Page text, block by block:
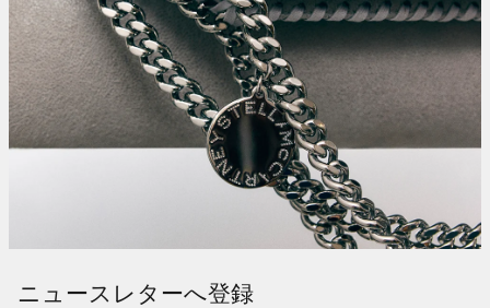
ニュースレターへ登録